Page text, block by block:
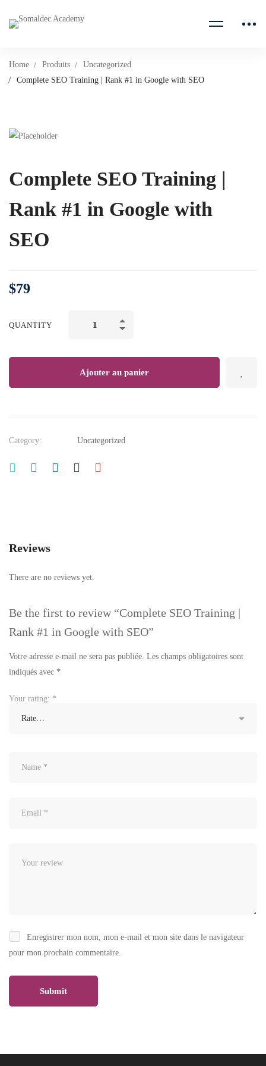
Home Produits
Uncategorized
Complete SEO Training | Rank #1 in Google with SEO
Complete SEO Training |
Rank #1 in Google with
SEO
$79
QUANTITY
with
quantity
Ajouter au panier
Category: Uncategorized
Reviews
There are no reviews yet.
Be the first to review “Complete SEO Training |
Rank #1 in Google with SEO”
Votre adresse e-mail ne sera pas publiée. Les champs obligatoires sont
indiqués avec *
Your rating: *
Enregistrer mon nom, mon e-mail et mon site dans le navigateur
pour mon prochain commentaire.